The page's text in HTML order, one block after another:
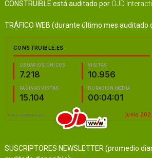
CONSTRUIBLE está auditado por OJD
TRÁFICO WEB (durante último mes auditado
SUSCRIPTORES NEWSLETTER (promedio